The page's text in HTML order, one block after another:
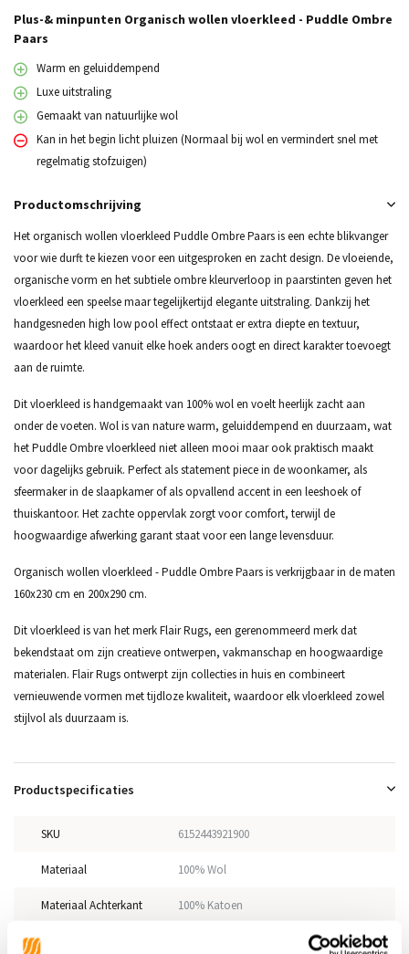
Plus-& minpunten Organisch wollen vloerkleed - Puddle Ombre
Paars
Warm en geluiddempend
Luxe uitstraling
Gemaakt van natuurlijke wol
Kan in het begin licht pluizen (Normaal bij wol en vermindert snel met
regelmatig stofzuigen)
Productomschrijving
Het organisch wollen vloerkleed Puddle Ombre Paars is een echte blikvanger
voor wie durft te kiezen voor een uitgesproken en zacht design. De vloeiende,
organische vorm en het subtiele ombre kleurverloop in paarstinten geven het
vloerkleed een speelse maar tegelijkertijd elegante uitstraling. Dankzij het
handgesneden high low pool effect ontstaat er extra diepte en textuur,
waardoor het kleed vanuit elke hoek anders oogt en direct karakter toevoegt
aan de ruimte.
Dit vloerkleed is handgemaakt van 100% wol en voelt heerlijk zacht aan
onder de voeten. Wol is van nature warm, geluiddempend en duurzaam, wat
het Puddle Ombre vloerkleed niet alleen mooi maar ook praktisch maakt
voor dagelijks gebruik. Perfect als statement piece in de woonkamer, als
sfeermaker in de slaapkamer of als opvallend accent in een leeshoek of
thuiskantoor. Het zachte oppervlak zorgt voor comfort, terwijl de
hoogwaardige afwerking garant staat voor een lange levensduur.
Organisch wollen vloerkleed - Puddle Ombre Paars is verkrijgbaar in de maten
160x230 cm en 200x290 cm.
Dit vloerkleed is van het merk Flair Rugs, een gerenommeerd merk dat
bekendstaat om zijn creatieve ontwerpen, vakmanschap en hoogwaardige
materialen. Flair Rugs ontwerpt zijn collecties in huis en combineert
vernieuwende vormen met tijdloze kwaliteit, waardoor elk vloerkleed zowel
stijlvol als duurzaam is.
Productspecificaties
SKU 6152443921900
Materiaal 100% Wol
Materiaal Achterkant 100% Katoen